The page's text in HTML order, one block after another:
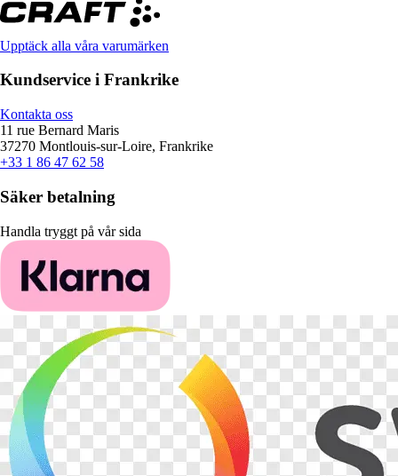
Upptäck alla våra varumärken
Kundservice i Frankrike
Kontakta oss
11 rue Bernard Maris
37270 Montlouis-sur-Loire, Frankrike
+33 1 86 47 62 58
Säker betalning
Handla tryggt på vår sida